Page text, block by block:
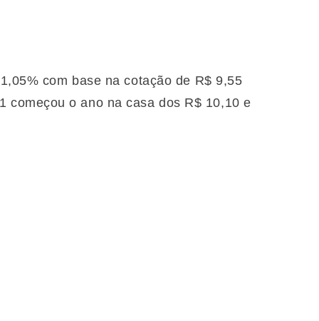
com base na cotação de R$ 9,55
começou o ano na casa dos R$ 10,10 e